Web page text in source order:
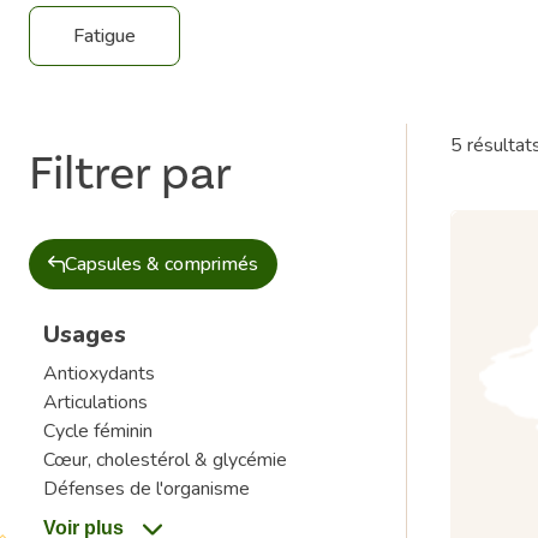
Fatigue
Filtrer par
Capsules & comprimés
Usages
Antioxydants
Articulations
Cycle féminin
Cœur, cholestérol & glycémie
Défenses de l'organisme
5